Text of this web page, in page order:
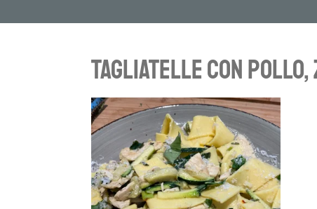
Tagliatelle con pollo,